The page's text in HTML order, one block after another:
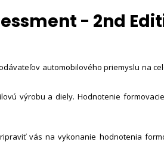
- 2nd
automobilového priemyslu na
výrobu a diely. Hodnotenie
vás na vykonanie hodnotenia